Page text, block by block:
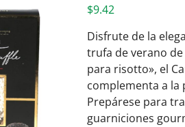
$9.42
Disfrute de la
trufa de verano
para risotto», el
complementa a la
Prepárese para
guarniciones